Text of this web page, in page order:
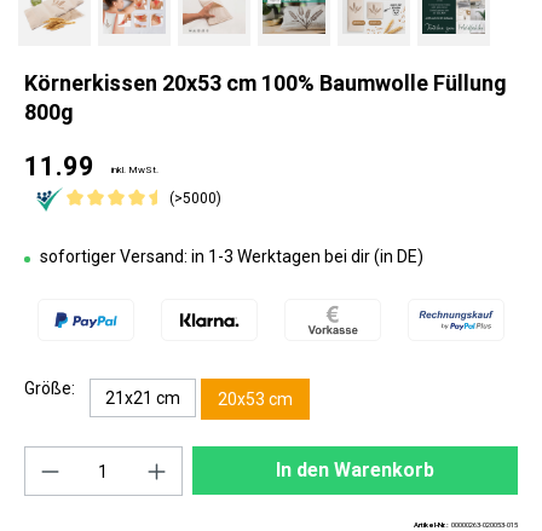
Körnerkissen 20x53 cm 100% Baumwolle Füllung
800g
11.99 inkl. MwSt.
(>5000)
sofortiger Versand: in 1-3 Werktagen bei dir (in DE)
Größe: 21x21 cm 20x53 cm
Produkt Anzahl: Gib den gewünschten
In den Warenkorb
Artikel-Nr.: 00000263-020053-015